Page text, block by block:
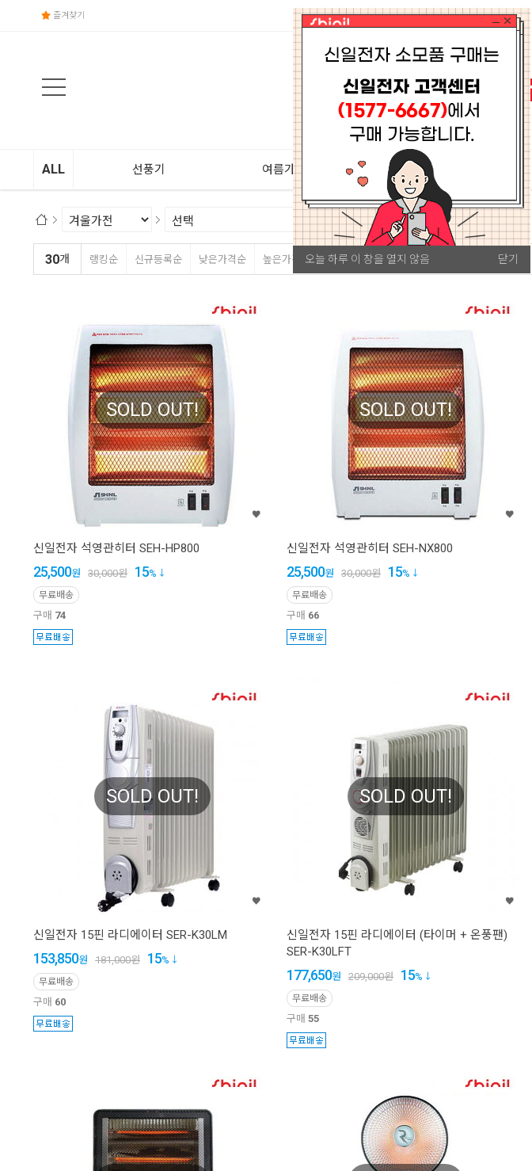
즐겨찾기
ALL 선풍기 여름가전 주방가전
오늘 하루 이 창을 열지 않음 닫기
30개 랭킹순 신규등록순 낮은가격순 높은가격순 상품평많은순 판매량순
SOLD OUT!
신일전자 석영관히터 SEH-HP800
25,500원 30,000원 15%
무료배송
구매 74
SOLD OUT!
신일전자 석영관히터 SEH-NX800
25,500원 30,000원 15%
무료배송
구매 66
SOLD OUT!
신일전자 15핀 라디에이터 SER-K30LM
153,850원 181,000원 15%
무료배송
구매 60
SOLD OUT!
신일전자 15핀 라디에이터 (타이머 + 온풍팬)
SER-K30LFT
177,650원 209,000원 15%
무료배송
구매 55